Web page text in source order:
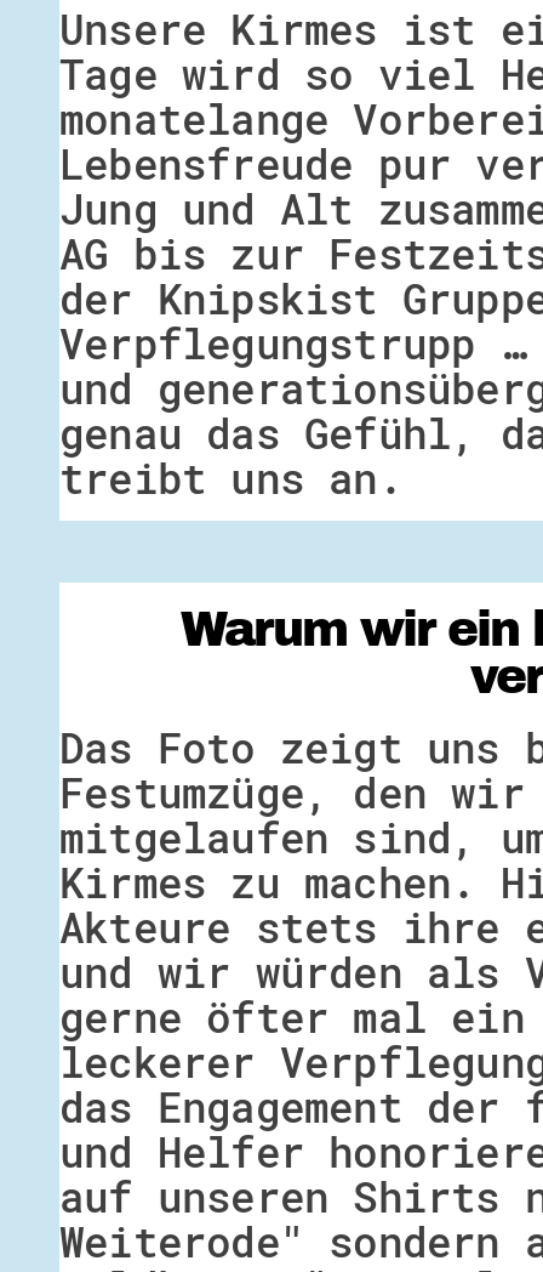
Unsere Kirmes ist
Tage wird so viel
monatelange
Lebensfreude pur
Jung und Alt
AG bis zur
der Knipskist
Verpflegungstrupp
und
genau das Gefühl,
treibt uns an.
Warum wir ein
Das Foto zeigt uns
Festumzüge, den
mitgelaufen sind,
Kirmes zu
Akteure stets ihre
und wir würden als
gerne öfter mal ein
leckerer
das Engagement
und Helfer
auf unseren
Weiterode"